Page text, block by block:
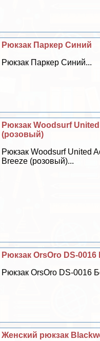
Рюкзак Паркер Синий
Рюкзак Паркер Синий...
Рюкзак Woodsurf
(розовый)
Рюкзак Woodsurf United
Breeze (розовый)...
Рюкзак OrsOro DS-
Рюкзак OrsOro DS-0016
Женский рюкзак